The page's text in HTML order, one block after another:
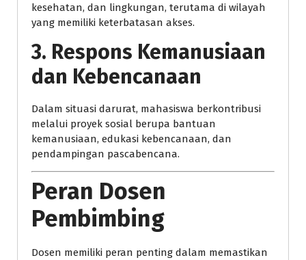
kesehatan, dan lingkungan, terutama di wilayah
yang memiliki keterbatasan akses.
3. Respons Kemanusiaan
dan Kebencanaan
Dalam situasi darurat, mahasiswa berkontribusi
melalui proyek sosial berupa bantuan
kemanusiaan, edukasi kebencanaan, dan
pendampingan pascabencana.
Peran Dosen
Pembimbing
Dosen memiliki peran penting dalam memastikan